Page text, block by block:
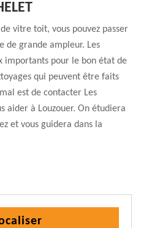
vitre toit, vous pouvez passer
de grande ampleur. Les
importants pour le bon état de
qui peuvent être faits
est de contacter Les
aider à Louzouer. On étudiera
et vous guidera dans la